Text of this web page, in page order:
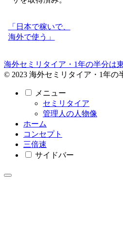
「日本で稼いで、
海外で使う」
海外セミリタイア・1年の半分は
© 2023 海外セミリタイア・1年の
メニュー
セミリタイア
管理人の人物像
ホーム
コンセプト
三倍速
サイドバー